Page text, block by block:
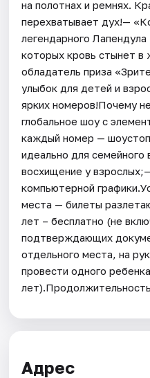
на полотнах и ремнях.
перехватывает дух!—
легендарного
которых кровь стынет в
обладатель приза
улыбок для детей и
ярких номеров!Почему
глобальное шоу с
каждый номер —
идеально для семейного
восхищение у
компьютерной
места — билеты
лет – бесплатно (не
подтверждающих
отдельного места, на
провести одного
Адрес